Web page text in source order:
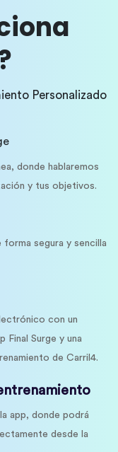
Personalizado
donde hablaremos
y tus objetivos.
forma segura y sencilla
con un
Final Surge y una
de Carril4.
app, donde podrá
desde la